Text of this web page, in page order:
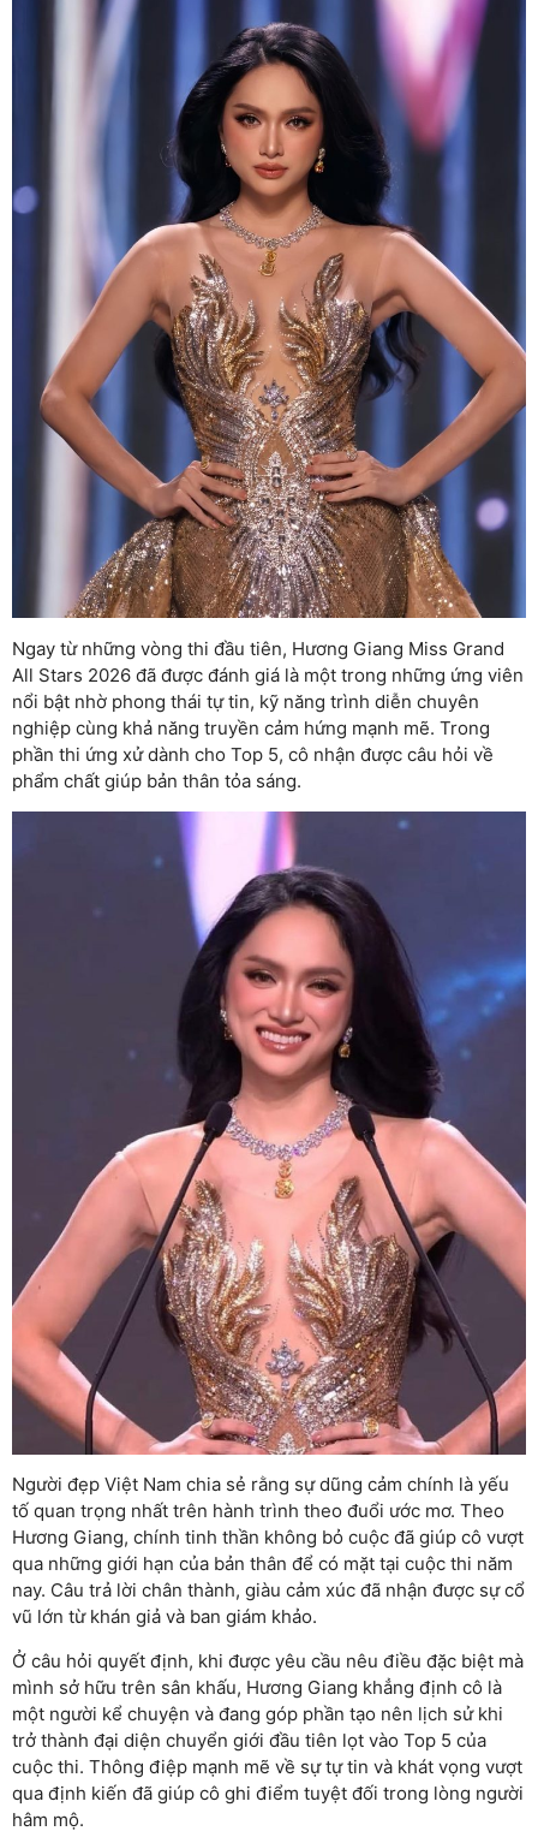
Ngay từ những vòng thi đầu tiên, Hương Giang Miss Grand
All Stars 2026 đã được đánh giá là một trong những ứng viên
nổi bật nhờ phong thái tự tin, kỹ năng trình diễn chuyên
nghiệp cùng khả năng truyền cảm hứng mạnh mẽ. Trong
phần thi ứng xử dành cho Top 5, cô nhận được câu hỏi về
phẩm chất giúp bản thân tỏa sáng.
Người đẹp Việt Nam chia sẻ rằng sự dũng cảm chính là yếu
tố quan trọng nhất trên hành trình theo đuổi ước mơ. Theo
Hương Giang, chính tinh thần không bỏ cuộc đã giúp cô vượt
qua những giới hạn của bản thân để có mặt tại cuộc thi năm
nay. Câu trả lời chân thành, giàu cảm xúc đã nhận được sự cổ
vũ lớn từ khán giả và ban giám khảo.
Ở câu hỏi quyết định, khi được yêu cầu nêu điều đặc biệt mà
mình sở hữu trên sân khấu, Hương Giang khẳng định cô là
một người kể chuyện và đang góp phần tạo nên lịch sử khi
trở thành đại diện chuyển giới đầu tiên lọt vào Top 5 của
cuộc thi. Thông điệp mạnh mẽ về sự tự tin và khát vọng vượt
qua định kiến đã giúp cô ghi điểm tuyệt đối trong lòng người
hâm mộ.